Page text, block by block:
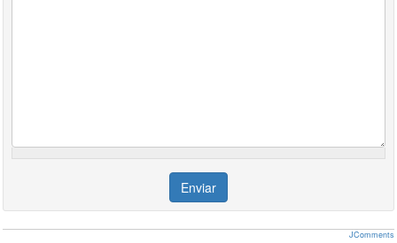
comprendidas en el Anexo del Decreto N° 128/19, resultarán de
aplicación las disposiciones de los artículos precedentes, a cuyo
efecto, la presentación de los elementos previstos en el Artículo 2°
deberá efectuarse hasta el último día hábil del segundo mes
inmediato siguiente al de la entrada en vigencia de la presente.
Enviar
JComments